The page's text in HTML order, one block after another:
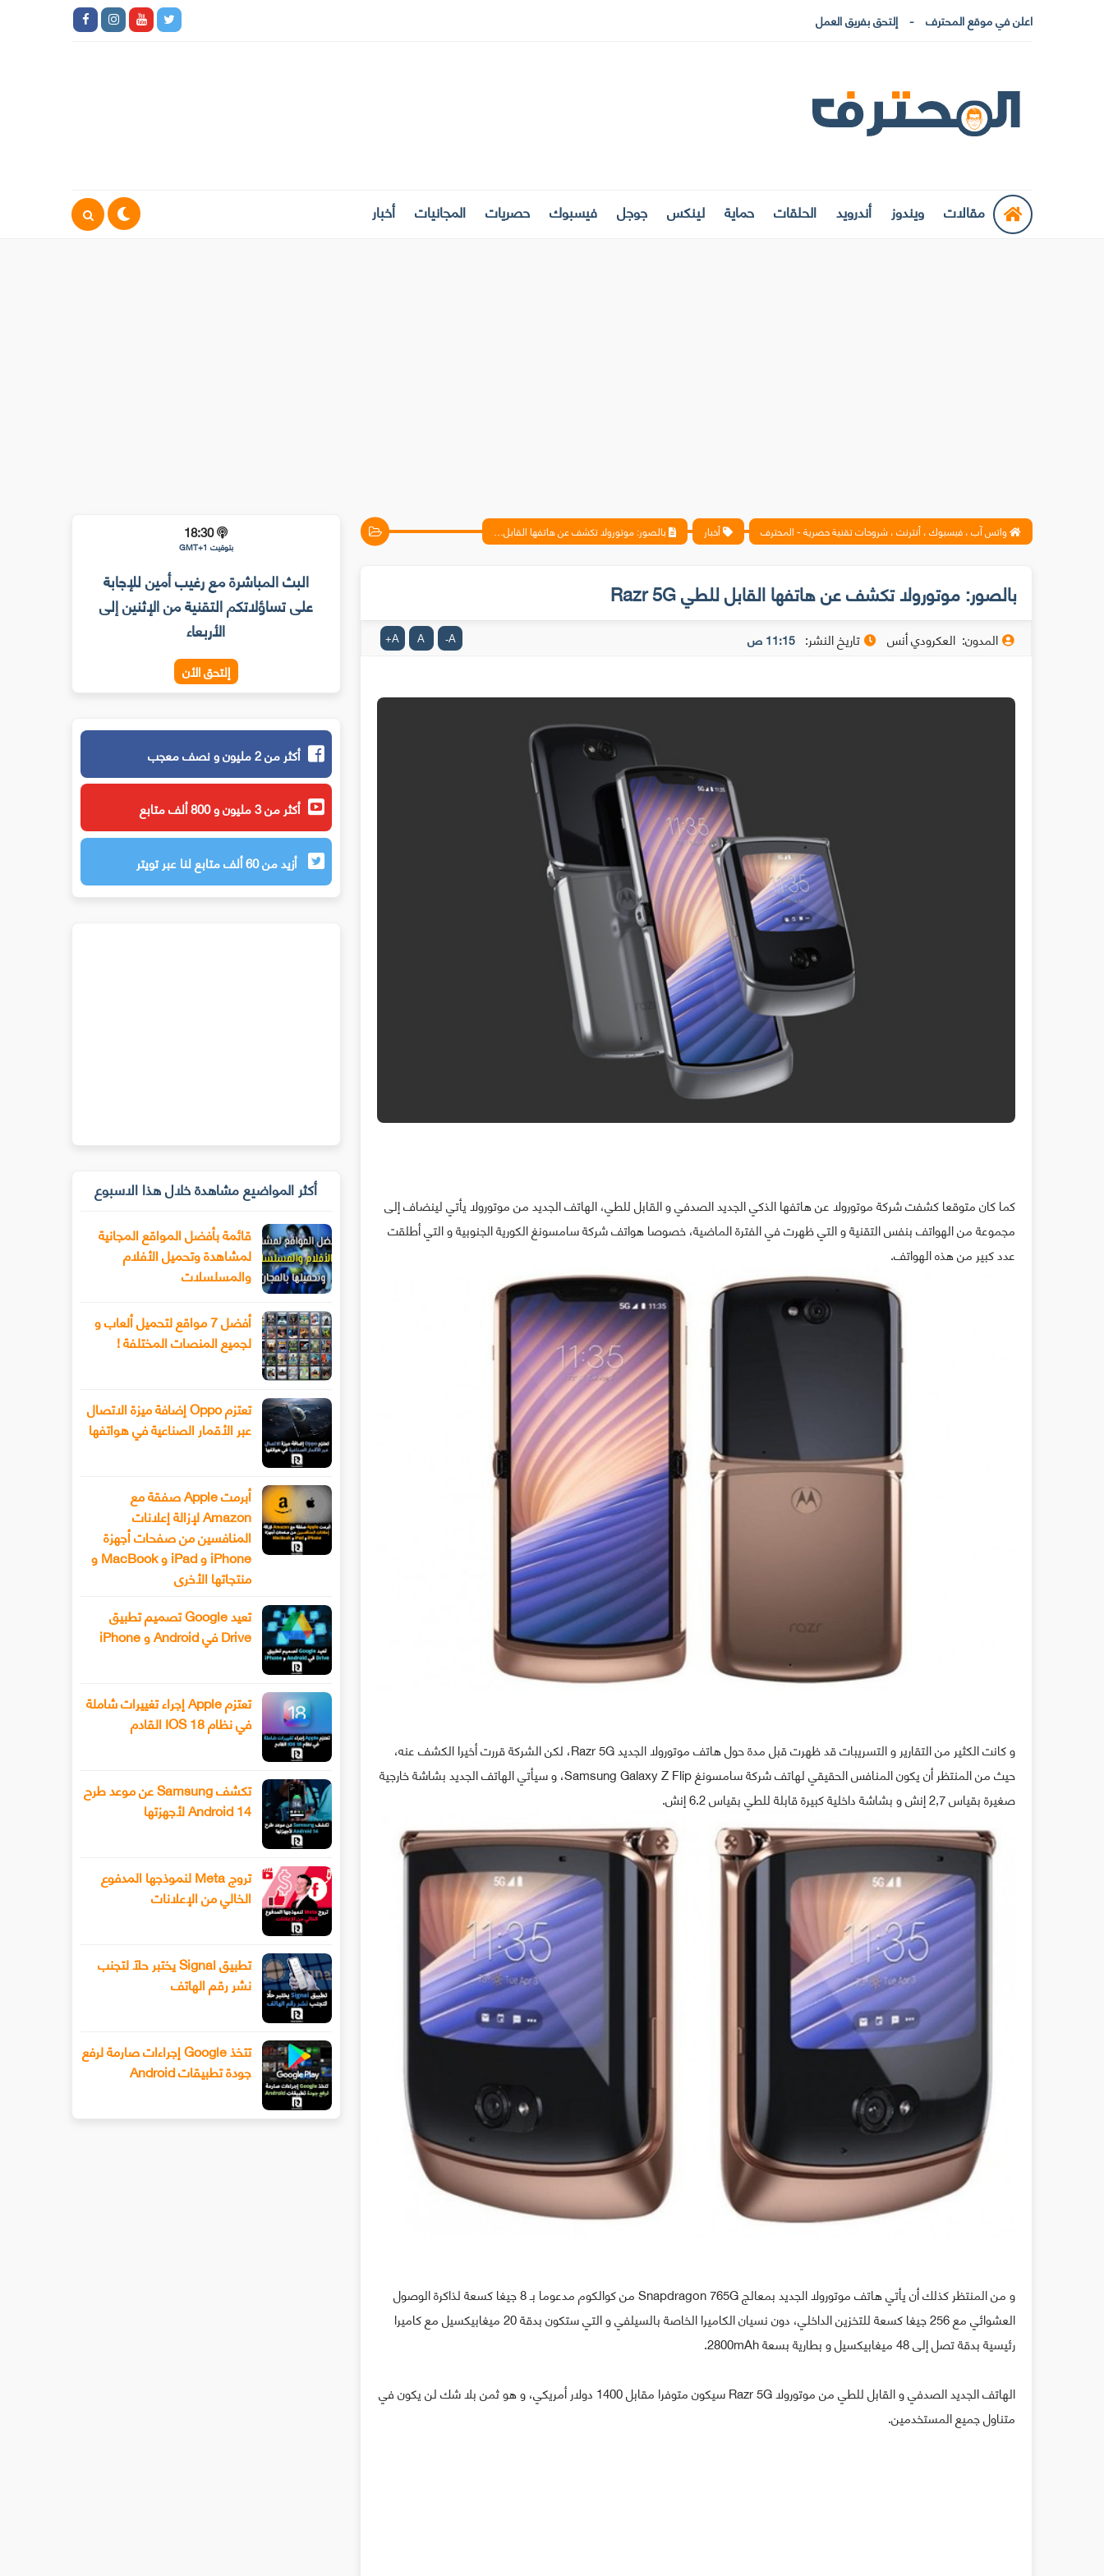
اعلن في موقع المحترف إلتحق بفريق العمل
مقالات ويندوز أندرويد الحلقات حماية لينكس جوجل فيسبوك حصريات المجانيات أخبار
واتس آب ، فيسبوك ، أنترنت ، شروحات تقنية حصرية - المحترف أخبار بالصور: موتورولا تكشف عن هاتفها القابل للطي Razr 5G
بالصور: موتورولا تكشف عن هاتفها القابل للطي Razr 5G
المدون: العكرودي أنس تاريخ النشر: 11:15 ص A
-
A
A
+
كما كان متوقعا كشفت شركة موتورولا عن هاتفها الذكي الجديد الصدفي و القابل للطي، الهاتف الجديد من موتورولا يأتي لينضاف إلى
مجموعة من الهواتف بنفس التقنية و التي ظهرت في الفترة الماضية، خصوصا هواتف شركة سامسونغ الكورية الجنوبية و التي أطلقت
عدد كبير من هذه الهواتف.
و كانت الكثير من التقارير و التسريبات قد ظهرت قبل مدة حول هاتف موتورولا الجديد Razr 5G، لكن الشركة قررت أخيرا الكشف عنه،
حيث من المنتظر أن يكون المنافس الحقيقي لهاتف شركة سامسونغ Samsung Galaxy Z Flip، و سيأتي الهاتف الجديد بشاشة خارجية
صغيرة بقياس 2,7 إنش و بشاشة داخلية كبيرة قابلة للطي بقياس 6.2 إنش.
و من المنتظر كذلك أن يأتي هاتف موتورولا الجديد بمعالج Snapdragon 765G من كوالكوم مدعوما بـ 8 جيغا كسعة لذاكرة الوصول
العشوائي مع 256 جيغا كسعة للتخزين الداخلي، دون نسيان الكاميرا الخاصة بالسيلفي و التي ستكون بدقة 20 ميغابيكسيل مع كاميرا
رئيسية بدقة تصل إلى 48 ميغابيكسيل و بطارية بسعة 2800mAh.
الهاتف الجديد الصدفي و القابل للطي من موتورولا Razr 5G سيكون متوفرا مقابل 1400 دولار أمريكي، و هو ثمن بلا شك لن يكون في
متناول جميع المستخدمين.
18:30
بتوقيت GMT+1
البث المباشرة مع رغيب أمين للإجابة
على تساؤلاتكم التقنية من الإثنين إلى
الأربعاء
إلتحق الأن
أكثر من 2 مليون و نصف معجب
أكثر من 3 مليون و 800 ألف متابع
أزيد من 60 ألف متابع لنا عبر تويتر
أكثر المواضيع مشاهدة خلال هذا الاسبوع
قائمة بأفضل المواقع المجانية
لمشاهدة وتحميل الأفلام
والمسلسلات
أفضل 7 مواقع لتحميل ألعاب و
لجميع المنصات المختلفة !
تعتزم Oppo إضافة ميزة الاتصال
عبر الأقمار الصناعية في هواتفها
أبرمت Apple صفقة مع
Amazon لإزالة إعلانات
المنافسين من صفحات أجهزة
iPhone و iPad و MacBook و
منتجاتها الأخرى
تعيد Google تصميم تطبيق
Drive في Android و iPhone
تعتزم Apple إجراء تغييرات شاملة
في نظام IOS 18 القادم
تكشف Samsung عن موعد طرح
Android 14 لأجهزتها
تروج Meta لنموذجها المدفوع
الخالي من الإعلانات
تطبيق Signal يختبر حلًا لتجنب
نشر رقم الهاتف
تتخذ Google إجراءات صارمة لرفع
جودة تطبيقات Android